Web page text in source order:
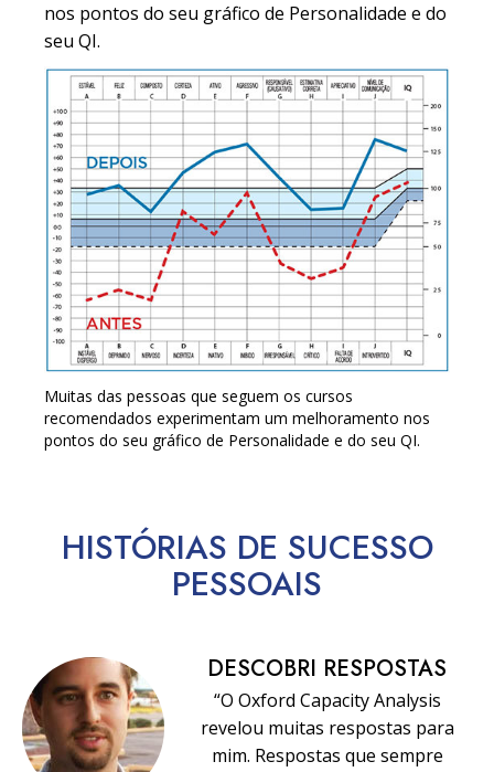
nos pontos do seu gráfico de Personalidade e do
seu QI.
Muitas das pessoas que seguem os cursos
recomendados experimentam um melhoramento nos
pontos do seu gráfico de Personalidade e do seu QI.
HISTÓRIAS DE SUCESSO
PESSOAIS
DESCOBRI RESPOSTAS
“O Oxford Capacity Analysis
revelou muitas respostas para
mim. Respostas que sempre